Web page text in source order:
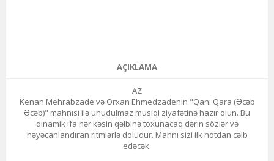
AÇIKLAMA
AZ
Kenan Mehrabzade və Orxan Ehmedzadenin "Qanı Qara (Əcəb
Əcəb)" mahnısı ilə unudulmaz musiqi ziyafətinə hazır olun. Bu
dinamik ifa hər kəsin qəlbinə toxunacaq dərin sözlər və
həyəcanlandıran ritmlərlə doludur. Mahnı sizi ilk notdan cəlb
edəcək.